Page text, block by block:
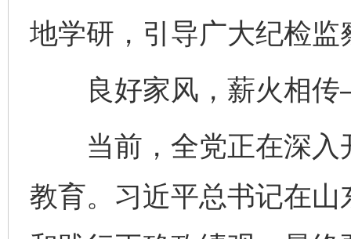
地学研，引导广大纪检
良好家风，薪火相
当前，全党正在深入
教育。习近平总书记在山